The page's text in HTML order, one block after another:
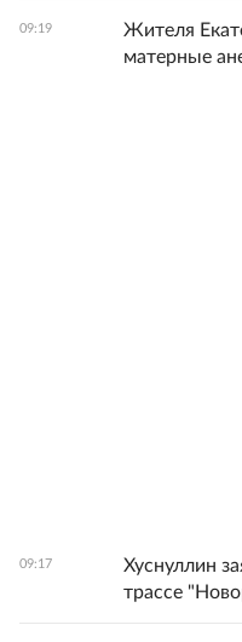
09:19
Жителя
матерные
09:17
Хуснуллин
трассе